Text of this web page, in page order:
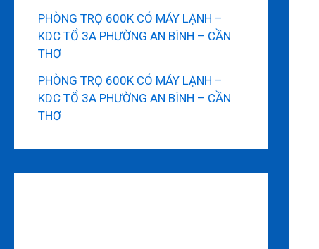
PHÒNG TRỌ 600K CÓ MÁY LẠNH –
KDC TỔ 3A PHƯỜNG AN BÌNH – CẦN
THƠ
PHÒNG TRỌ 600K CÓ MÁY LẠNH –
KDC TỔ 3A PHƯỜNG AN BÌNH – CẦN
THƠ